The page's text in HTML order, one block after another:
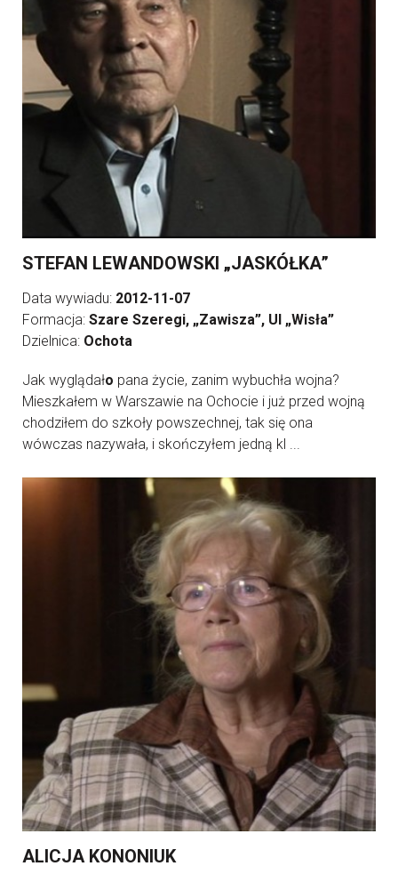
STEFAN LEWANDOWSKI „JASKÓŁKA”
Data wywiadu: 2012-11-07
Formacja: Szare Szeregi, „Zawisza”, Ul „Wisła”
Dzielnica: Ochota
Jak wyglądało pana życie, zanim wybuchła wojna?
Mieszkałem w Warszawie na Ochocie i już przed wojną
chodziłem do szkoły powszechnej, tak się ona
wówczas nazywała, i skończyłem jedną kl ...
ALICJA KONONIUK